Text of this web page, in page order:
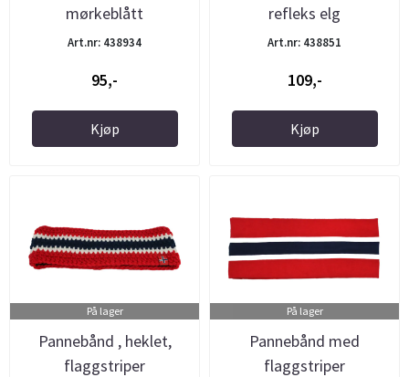
mørkeblått
Art.nr: 438934
95,-
Kjøp
refleks elg
Art.nr: 438851
109,-
Kjøp
På lager
Pannebånd , heklet,
flaggstriper
På lager
Pannebånd med
flaggstriper